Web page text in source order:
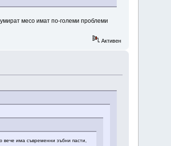
месо имат по-големи проблеми
Активен
вече има съвременни зъбни пасти,